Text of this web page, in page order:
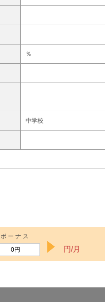
％
中学校
ボーナス
0円
円/月